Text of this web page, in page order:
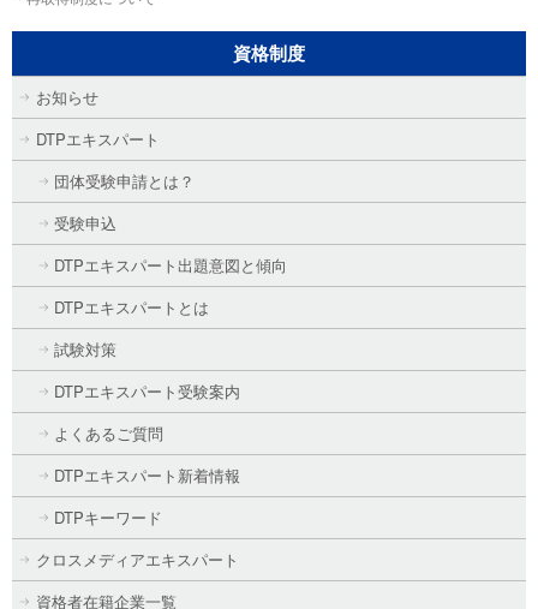
資格制度
お知らせ
DTPエキスパート
団体受験申請とは？
受験申込
DTPエキスパート出題意図と傾向
DTPエキスパートとは
試験対策
DTPエキスパート受験案内
よくあるご質問
DTPエキスパート新着情報
DTPキーワード
クロスメディアエキスパート
資格者在籍企業一覧